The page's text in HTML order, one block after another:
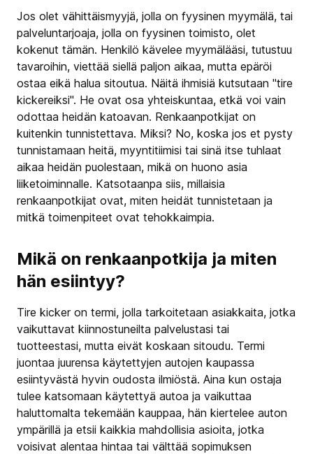
Jos olet vähittäismyyjä, jolla on fyysinen myymälä, tai
palveluntarjoaja, jolla on fyysinen toimisto, olet
kokenut tämän. Henkilö kävelee myymälääsi, tutustuu
tavaroihin, viettää siellä paljon aikaa, mutta epäröi
ostaa eikä halua sitoutua. Näitä ihmisiä kutsutaan "tire
kickereiksi". He ovat osa yhteiskuntaa, etkä voi vain
odottaa heidän katoavan. Renkaanpotkijat on
kuitenkin tunnistettava. Miksi? No, koska jos et pysty
tunnistamaan heitä, myyntitiimisi tai sinä itse tuhlaat
aikaa heidän puolestaan, mikä on huono asia
liiketoiminnalle. Katsotaanpa siis, millaisia
renkaanpotkijat ovat, miten heidät tunnistetaan ja
mitkä toimenpiteet ovat tehokkaimpia.
Mikä on renkaanpotkija ja miten
hän esiintyy?
Tire kicker on termi, jolla tarkoitetaan asiakkaita, jotka
vaikuttavat kiinnostuneilta palvelustasi tai
tuotteestasi, mutta eivät koskaan sitoudu. Termi
juontaa juurensa käytettyjen autojen kaupassa
esiintyvästä hyvin oudosta ilmiöstä. Aina kun ostaja
tulee katsomaan käytettyä autoa ja vaikuttaa
haluttomalta tekemään kauppaa, hän kiertelee auton
ympärillä ja etsii kaikkia mahdollisia asioita, jotka
voisivat alentaa hintaa tai välttää sopimuksen